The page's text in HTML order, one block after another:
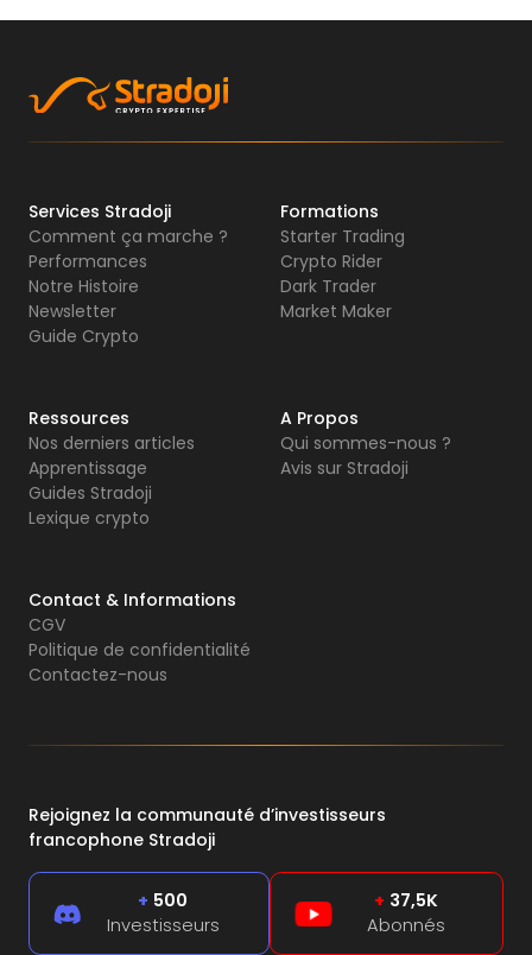
Services Stradoji
Comment ça marche ?
Performances
Notre Histoire
Newsletter
Guide Crypto
Formations
Starter Trading
Crypto Rider
Dark Trader
Market Maker
Ressources
Nos derniers articles
Apprentissage
Guides Stradoji
Lexique crypto
A Propos
Qui sommes-nous ?
Avis sur Stradoji
Contact & Informations
CGV
Politique de confidentialité
Contactez-nous
Rejoignez la communauté d’investisseurs
francophone Stradoji
+ 500
Investisseurs
+ 37,5K
Abonnés